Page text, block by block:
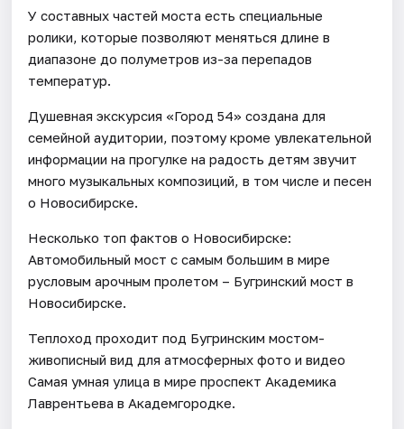
У составных частей моста есть специальные
ролики, которые позволяют меняться длине в
диапазоне до полуметров из-за перепадов
температур.
Душевная экскурсия «Город 54» создана для
семейной аудитории, поэтому кроме увлекательной
информации на прогулке на радость детям звучит
много музыкальных композиций, в том числе и песен
о Новосибирске.
Несколько топ фактов о Новосибирске:
Автомобильный мост с самым большим в мире
русловым арочным пролетом – Бугринский мост в
Новосибирске.
Теплоход проходит под Бугринским мостом-
живописный вид для атмосферных фото и видео
Самая умная улица в мире проспект Академика
Лаврентьева в Академгородке.